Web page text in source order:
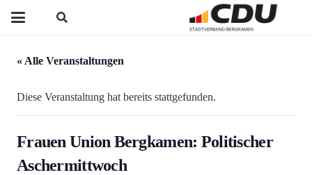
« Alle Veranstaltungen
Diese Veranstaltung hat bereits stattgefunden.
Frauen Union Bergkamen: Politischer
Aschermittwoch